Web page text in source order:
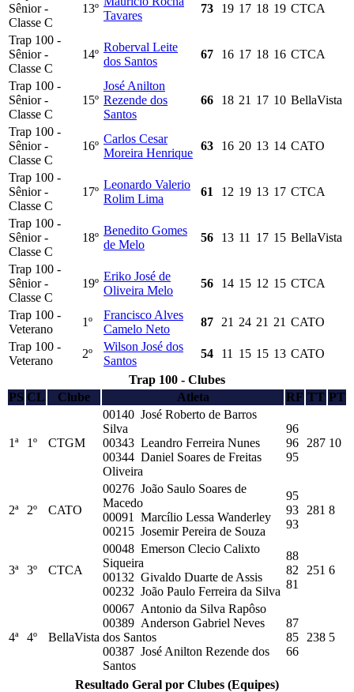
Sênior -
Classe C
13º
Tavares
73 19 17 18 19 CTCA
Trap 100 -
Sênior -
Classe C
14º
Roberval Leite
dos Santos
67 16 17 18 16 CTCA
Trap 100 -
Sênior -
Classe C
15º
José Anilton
Rezende dos
Santos
66 18 21 17 10 BellaVista
Trap 100 -
Sênior -
Classe C
16º
Carlos Cesar
Moreira Henrique
63 16 20 13 14 CATO
Trap 100 -
Sênior -
Classe C
17º
Leonardo Valerio
Rolim Lima
61 12 19 13 17 CTCA
Trap 100 -
Sênior -
Classe C
18º
Benedito Gomes
de Melo
56 13 11 17 15 BellaVista
Trap 100 -
Sênior -
Classe C
19º
Eriko José de
Oliveira Melo
56 14 15 12 15 CTCA
Trap 100 -
Veterano
1º
Francisco Alves
Camelo Neto
87 21 24 21 21 CATO
Trap 100 -
Veterano
2º
Wilson José dos
Santos
54 11 15 15 13 CATO
Trap 100 - Clubes
PS CL Clube Atleta RF TT PT
1ª 1º CTGM
00140 José Roberto de Barros
Silva
00343 Leandro Ferreira Nunes
00344 Daniel Soares de Freitas
Oliveira
96
96
95
287 10
2ª 2º CATO
00276 João Saulo Soares de
Macedo
00091 Marcílio Lessa Wanderley
00215 Josemir Pereira de Souza
95
93
93
281 8
3ª 3º CTCA
00048 Emerson Clecio Calixto
Siqueira
00132 Givaldo Duarte de Assis
00232 João Paulo Ferreira da Silva
88
82
81
251 6
4ª 4º BellaVista
00067 Antonio da Silva Rapôso
00389 Anderson Gabriel Neves
dos Santos
00387 José Anilton Rezende dos
Santos
87
85
66
238 5
Resultado Geral por Clubes (Equipes)